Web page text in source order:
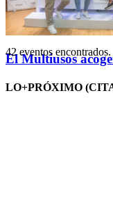
El Multiusos
LO+PRÓXIMO
42 eventos encontrados.